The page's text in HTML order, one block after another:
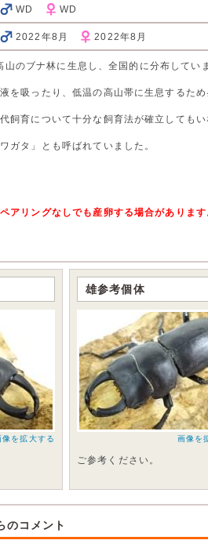
WD WD
2022年8月 2022年8月
のブナ林に生息し、全国的に分布してい
を吸ったり、低温の高山帯に生息するた
飼育について十分な飼育法が確立しても
ガタ」とも呼ばれていました。
アリングなしでも産卵する場合があります
像を拡大する
雄参考個体
画像を
ご参考ください。
のコメント